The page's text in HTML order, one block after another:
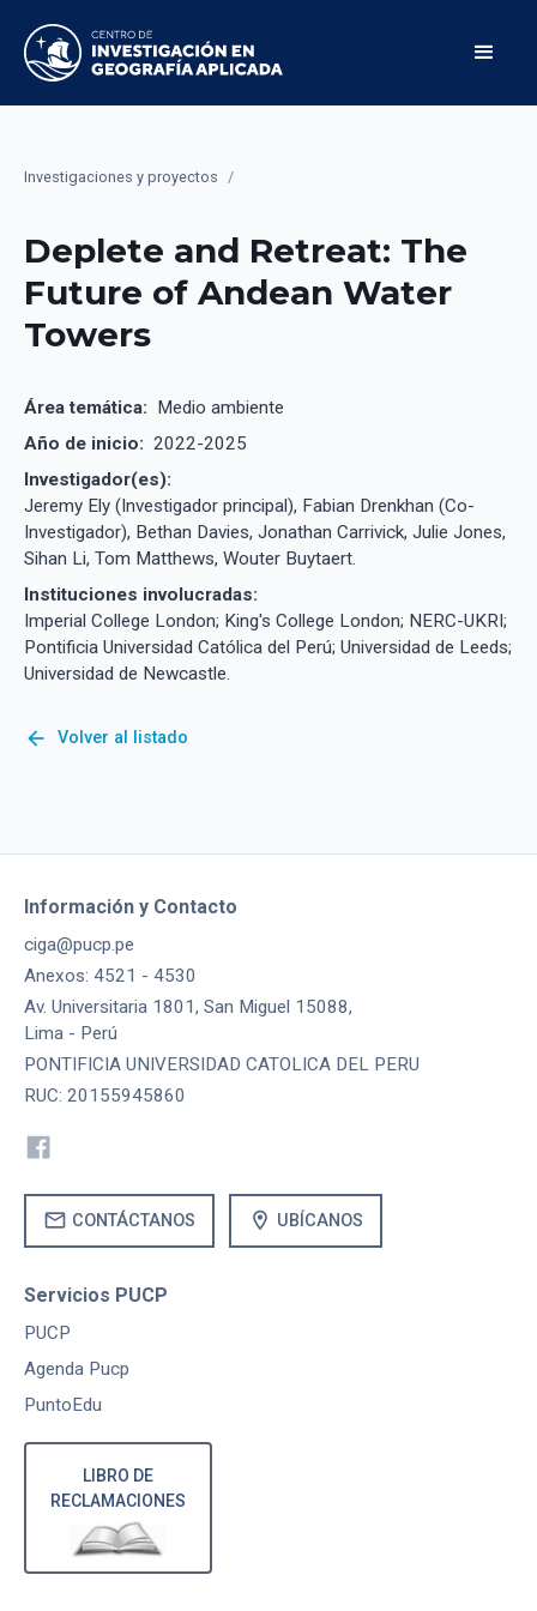
Investigaciones y proyectos /
Deplete and Retreat: The
Future of Andean Water
Towers
Área temática: Medio ambiente
Año de inicio: 2022-2025
Investigador(es):
Jeremy Ely (Investigador principal), Fabian Drenkhan (Co-
Investigador), Bethan Davies, Jonathan Carrivick, Julie Jones,
Sihan Li, Tom Matthews, Wouter Buytaert.
Instituciones involucradas:
Imperial College London; King's College London; NERC-UKRI;
Pontificia Universidad Católica del Perú; Universidad de Leeds;
Universidad de Newcastle.
arrow_back Volver al listado
Información y Contacto
ciga@pucp.pe
Anexos: 4521 - 4530
Av. Universitaria 1801, San Miguel 15088,
Lima - Perú
PONTIFICIA UNIVERSIDAD CATOLICA DEL PERU
RUC: 20155945860
mail CONTÁCTANOS location_on UBÍCANOS
Servicios PUCP
PUCP
Agenda Pucp
PuntoEdu
LIBRO DE
RECLAMACIONES